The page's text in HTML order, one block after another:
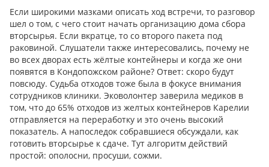
Если широкими мазками описать ход встречи, то разговор
шел о том, с чего стоит начать организацию дома сбора
вторсырья. Если вкратце, то со второго пакета под
раковиной. Слушатели также интересовались, почему не
во всех дворах есть жёлтые контейнеры и когда же они
появятся в Кондопожском районе? Ответ: скоро будут
повсюду. Судьба отходов тоже была в фокусе внимания
сотрудников клиники. Эковолонтер заверила медиков в
том, что до 65% отходов из желтых контейнеров Карелии
отправляется на переработку и это очень высокий
показатель. А напоследок собравшиеся обсуждали, как
готовить вторсырье к сдаче. Тут алгоритм действий
простой: ополосни, просуши, сожми.